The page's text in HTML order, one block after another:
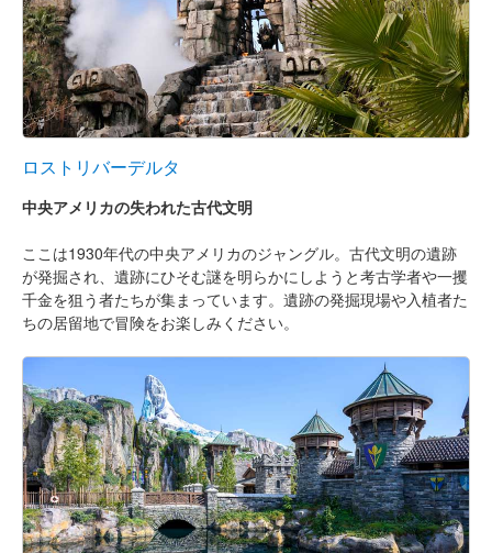
ロストリバーデルタ
中央アメリカの失われた古代文明
ここは1930年代の中央アメリカのジャングル。古代文明の遺跡
が発掘され、遺跡にひそむ謎を明らかにしようと考古学者や一攫
千金を狙う者たちが集まっています。遺跡の発掘現場や入植者た
ちの居留地で冒険をお楽しみください。